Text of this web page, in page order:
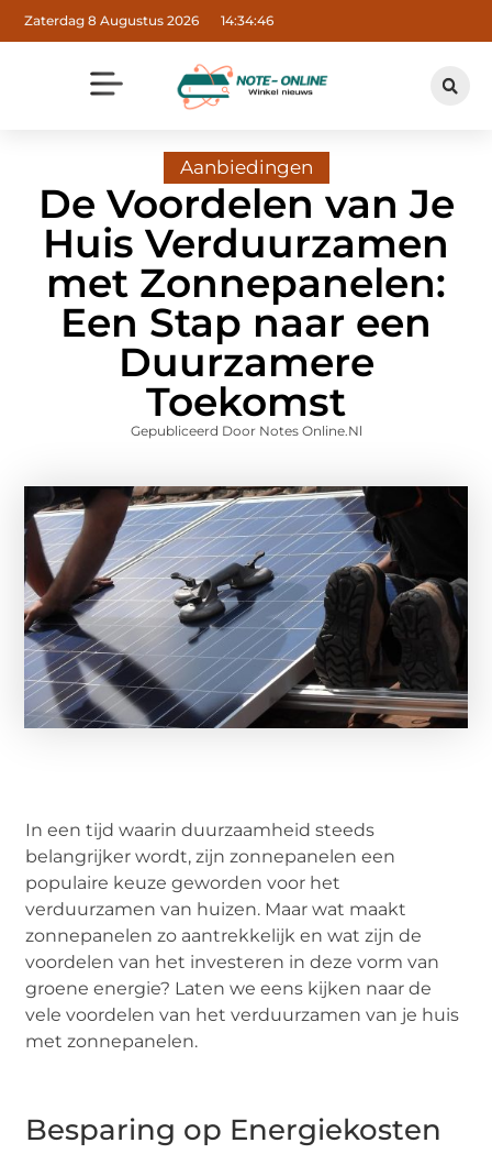
Zaterdag 8 Augustus 2026 14:34:47
Aanbiedingen
De Voordelen van Je
Huis Verduurzamen
met Zonnepanelen:
Een Stap naar een
Duurzamere
Toekomst
Gepubliceerd Door Notes Online.nl
In een tijd waarin duurzaamheid steeds
belangrijker wordt, zijn zonnepanelen een
populaire keuze geworden voor het
verduurzamen van huizen. Maar wat maakt
zonnepanelen zo aantrekkelijk en wat zijn de
voordelen van het investeren in deze vorm van
groene energie? Laten we eens kijken naar de
vele voordelen van het verduurzamen van je huis
met zonnepanelen.
Besparing op Energiekosten